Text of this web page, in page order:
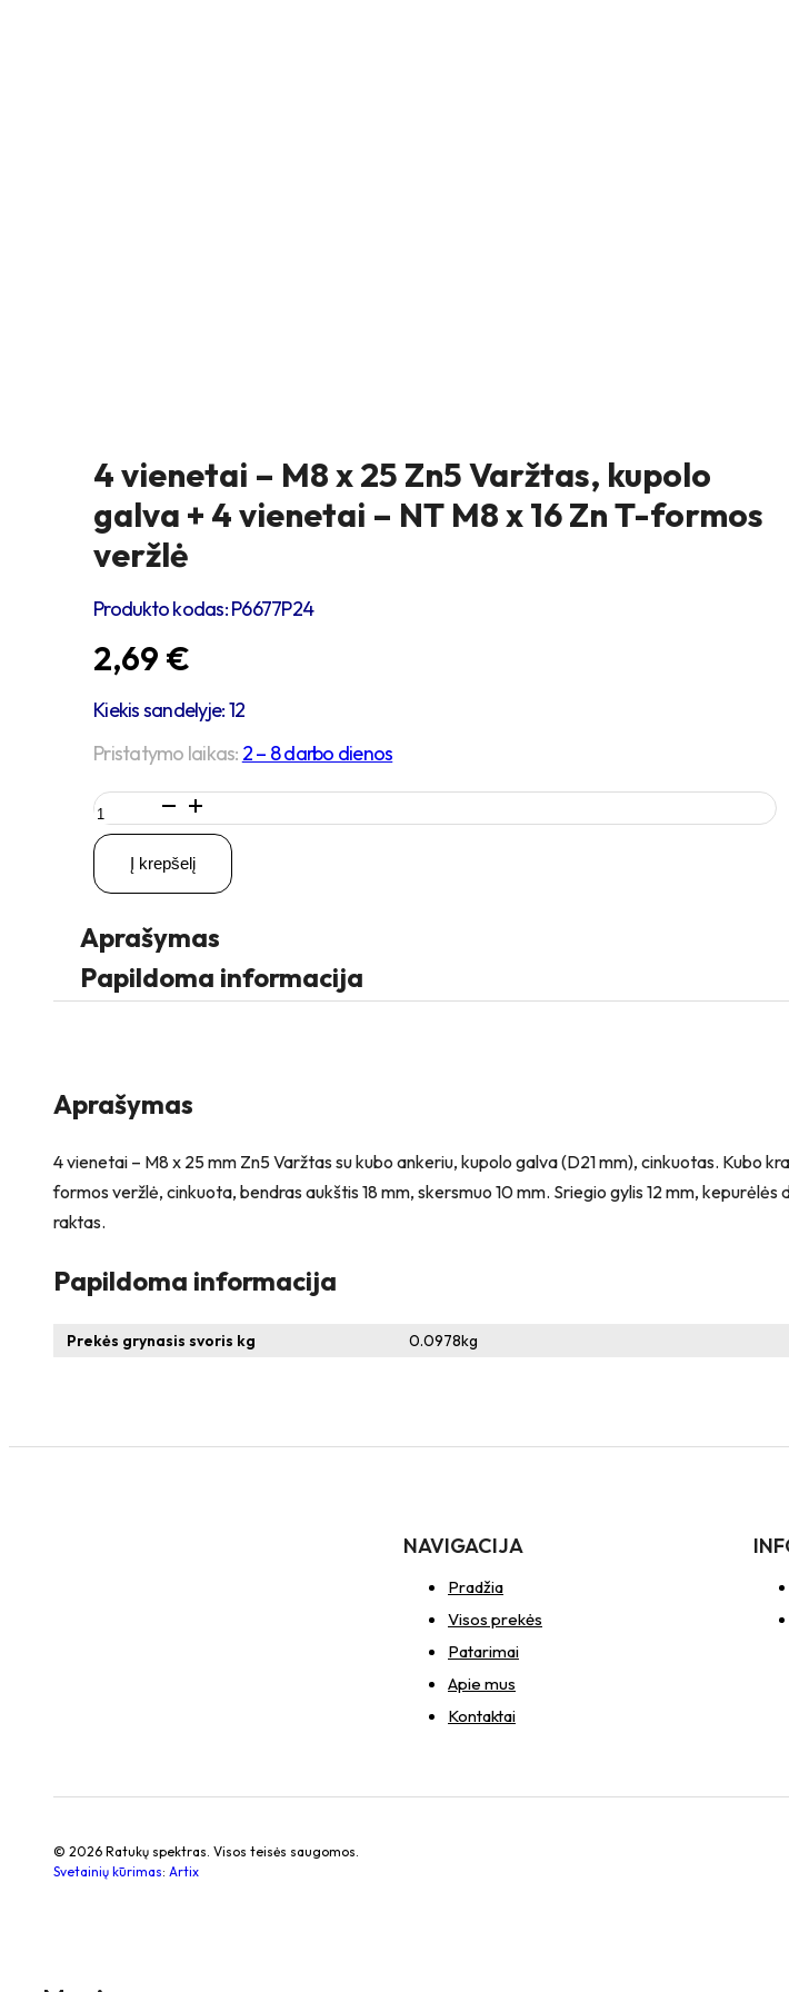
4 vienetai – M8 x 25 Zn5 Varžtas, kupolo
galva + 4 vienetai – NT M8 x 16 Zn T-formos
veržlė
Produkto kodas:P6677P24
2,69 €
Kiekis sandelyje: 12
Pristatymo laikas: 2 – 8 darbo dienos
produkto
kiekis:
4
vienetai
–
x
25
Zn5
Varžtas,
vienetai
NT
x
16
T-
formos
Į krepšelį
Aprašymas
Papildoma informacija
Aprašymas
4 vienetai – M8 x 25 mm Zn5 Varžtas su kubo ankeriu, kupolo galva (D21 mm), cinkuotas. Kubo
formos veržlė, cinkuota, bendras aukštis 18 mm, skersmuo 10 mm. Sriegio gylis 12 mm,
raktas.
Papildoma informacija
Prekės grynasis svoris kg 0.0978kg
NAVIGACIJA
Pradžia
Visos prekės
Patarimai
Apie mus
Kontaktai
© 2026 Ratukų spektras. Visos teisės saugomos.
Svetainių kūrimas: Artix